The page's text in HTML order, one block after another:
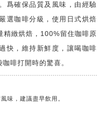
爲確保品質及風味，由經驗
選咖啡分級，使用日式烘焙
精緻烘焙，100%留住咖啡原
快，維持新鮮度，讓喝咖啡
啡打開時的驚喜。
味，建議盡早飲用。